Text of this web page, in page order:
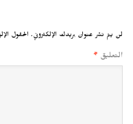
لن يتم نشر عنوان بريدك الإلكتروني. الحقول
التعليق *